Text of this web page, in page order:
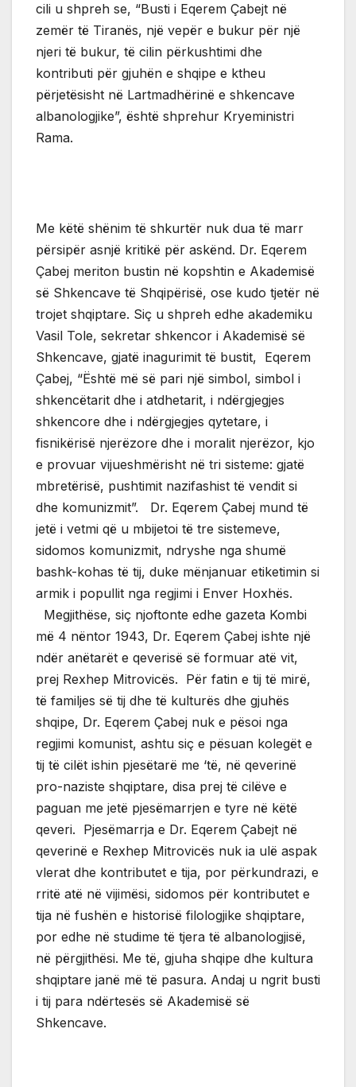
cili u shpreh se, “Busti i Eqerem Çabejt në
zemër të Tiranës, një vepër e bukur për një
njeri të bukur, të cilin përkushtimi dhe
kontributi për gjuhën e shqipe e ktheu
përjetësisht në Lartmadhërinë e shkencave
albanologjike”, është shprehur Kryeministri
Rama.
Me këtë shënim të shkurtër nuk dua të marr
përsipër asnjë kritikë për askënd. Dr. Eqerem
Çabej meriton bustin në kopshtin e Akademisë
së Shkencave të Shqipërisë, ose kudo tjetër në
trojet shqiptare. Siç u shpreh edhe akademiku
Vasil Tole, sekretar shkencor i Akademisë së
Shkencave, gjatë inagurimit të bustit, Eqerem
Çabej, “Është më së pari një simbol, simbol i
shkencëtarit dhe i atdhetarit, i ndërgjegjes
shkencore dhe i ndërgjegjes qytetare, i
fisnikërisë njerëzore dhe i moralit njerëzor, kjo
e provuar vijueshmërisht në tri sisteme: gjatë
mbretërisë, pushtimit nazifashist të vendit si
dhe komunizmit”. Dr. Eqerem Çabej mund të
jetë i vetmi që u mbijetoi të tre sistemeve,
sidomos komunizmit, ndryshe nga shumë
bashk-kohas të tij, duke mënjanuar etiketimin si
armik i popullit nga regjimi i Enver Hoxhës.
Megjithëse, siç njoftonte edhe gazeta Kombi
më 4 nëntor 1943, Dr. Eqerem Çabej ishte një
ndër anëtarët e qeverisë së formuar atë vit,
prej Rexhep Mitrovicës. Për fatin e tij të mirë,
të familjes së tij dhe të kulturës dhe gjuhës
shqipe, Dr. Eqerem Çabej nuk e pësoi nga
regjimi komunist, ashtu siç e pësuan kolegët e
tij të cilët ishin pjesëtarë me ‘të, në qeverinë
pro-naziste shqiptare, disa prej të cilëve e
paguan me jetë pjesëmarrjen e tyre në këtë
qeveri. Pjesëmarrja e Dr. Eqerem Çabejt në
qeverinë e Rexhep Mitrovicës nuk ia ulë aspak
vlerat dhe kontributet e tija, por përkundrazi, e
rritë atë në vijimësi, sidomos për kontributet e
tija në fushën e historisë filologjike shqiptare,
por edhe në studime të tjera të albanologjisë,
në përgjithësi. Me të, gjuha shqipe dhe kultura
shqiptare janë më të pasura. Andaj u ngrit busti
i tij para ndërtesës së Akademisë së
Shkencave.